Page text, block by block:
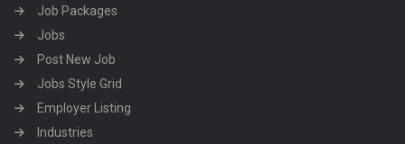
Job Packages
Jobs
Post New Job
Jobs Style Grid
Employer Listing
Industries